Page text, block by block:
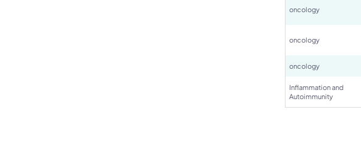
oncology
oncology
oncology
Inflammation and
Autoimmunity